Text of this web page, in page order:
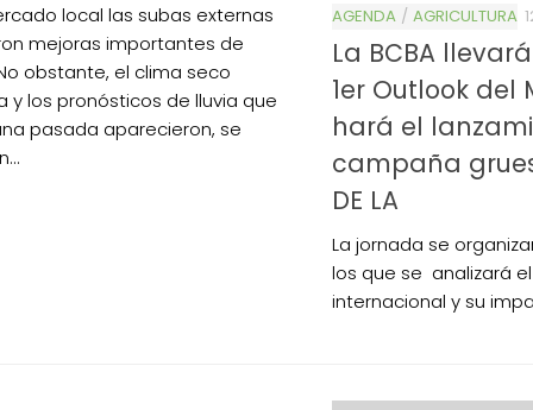
local las subas externas
mejoras importantes de
obstante, el clima seco
y los pronósticos de lluvia que
pasada aparecieron, se
AGENDA / AGRICULTURA
La BCBA
1er Outlook del
hará el
campaña
DE LA
La jornada se
los que se analizará
internacional y su